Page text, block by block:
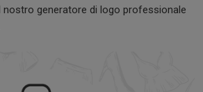
nostro generatore di logo professionale